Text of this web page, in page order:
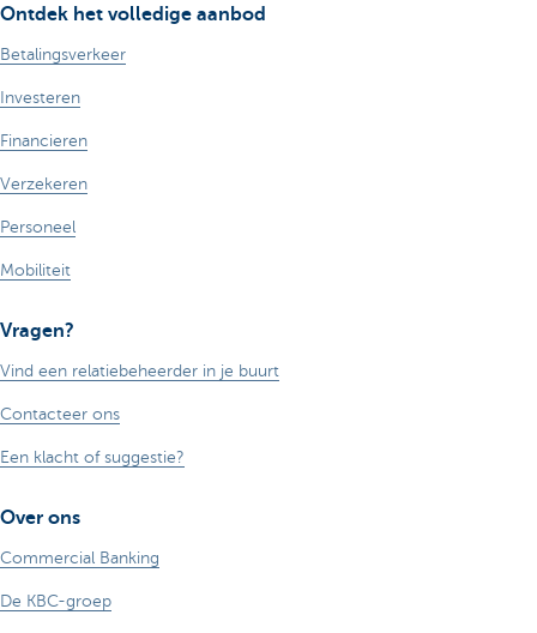
Ontdek het volledige aanbod
Betalingsverkeer
Investeren
Financieren
Verzekeren
Personeel
Mobiliteit
Vragen?
Vind een relatiebeheerder in je buurt
Contacteer ons
Een klacht of suggestie?
Over ons
Commercial Banking
De KBC-groep